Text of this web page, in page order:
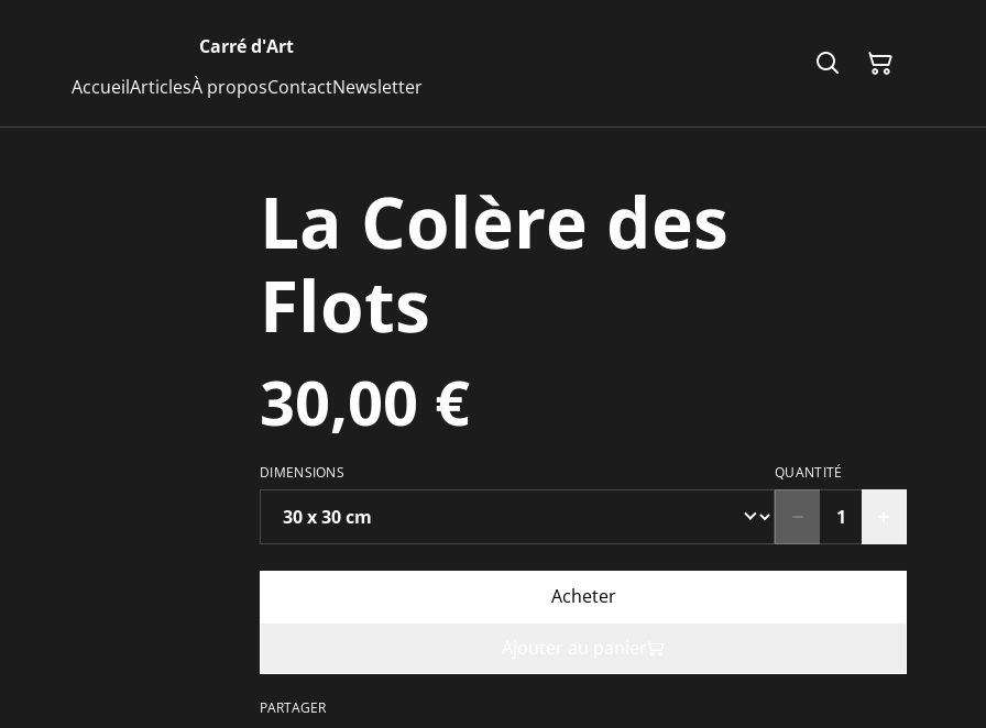
Carré d'Art
AccueilArticlesÀ proposContactNewsletter
La Colère des
Flots
30,00 €
DIMENSIONS QUANTITÉ
Acheter
PARTAGER